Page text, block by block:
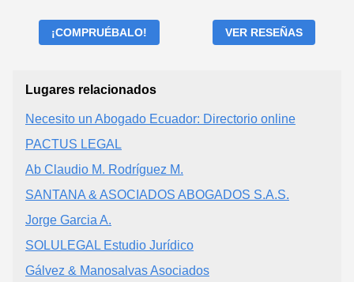
¡COMPRUÉBALO! VER RESEÑAS
Lugares relacionados
Necesito un Abogado Ecuador: Directorio online
PACTUS LEGAL
Ab Claudio M. Rodríguez M.
SANTANA & ASOCIADOS ABOGADOS S.A.S.
Jorge Garcia A.
SOLULEGAL Estudio Jurídico
Gálvez & Manosalvas Asociados